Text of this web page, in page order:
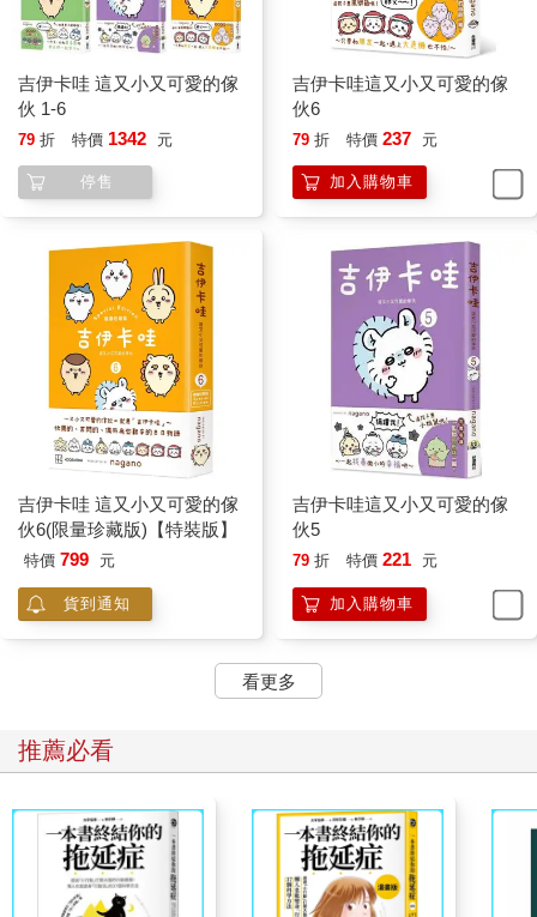
吉伊卡哇 這又小又可愛的傢
伙 1-6
79 折 特價 1342 元
停售
吉伊卡哇這又小又可愛的傢
伙6
79 折 特價 237 元
加入購物車
吉伊卡哇 這又小又可愛的傢
伙6(限量珍藏版)【特裝版】
特價 799 元
貨到通知
吉伊卡哇這又小又可愛的傢
伙5
79 折 特價 221 元
加入購物車
看更多
推薦必看